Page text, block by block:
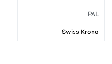
PAL
Swiss Krono